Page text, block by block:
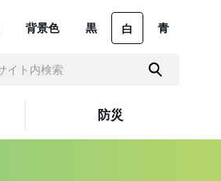
防災
背景色 黒 白 青